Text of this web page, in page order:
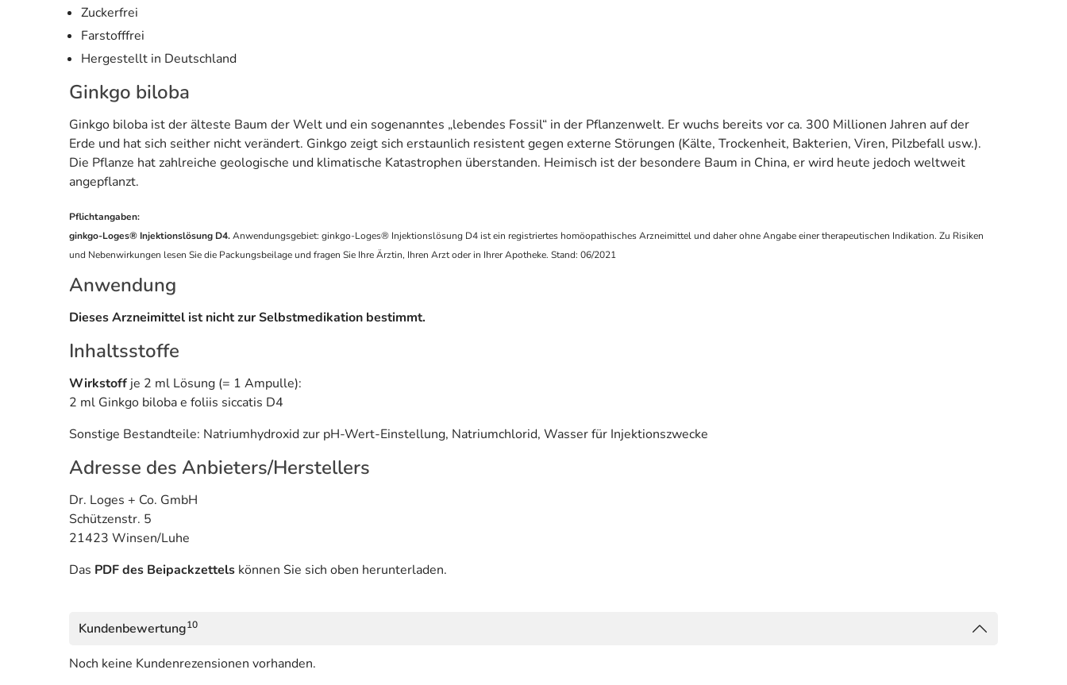
Zuckerfrei
Farstofffrei
Hergestellt in Deutschland
Ginkgo biloba
Ginkgo biloba ist der älteste Baum der Welt und ein sogenanntes „lebendes Fossil“ in der Pflanzenwelt. Er wuchs bereits vor ca. 300 Millionen Jahren auf der
Erde und hat sich seither nicht verändert. Ginkgo zeigt sich erstaunlich resistent gegen externe Störungen (Kälte, Trockenheit, Bakterien, Viren, Pilzbefall usw.).
Die Pflanze hat zahlreiche geologische und klimatische Katastrophen überstanden. Heimisch ist der besondere Baum in China, er wird heute jedoch weltweit
angepflanzt.
Pflichtangaben:
ginkgo-Loges® Injektionslösung D4.Anwendungsgebiet: ginkgo-Loges® Injektionslösung D4 ist ein registriertes homöopathisches Arzneimittel und daher ohne Angabe einer therapeutischen Indikation. Zu Risiken
und Nebenwirkungen lesen Sie die Packungsbeilage und fragen Sie Ihre Ärztin, Ihren Arzt oder in Ihrer Apotheke. Stand: 06/2021
Anwendung
Dieses Arzneimittel ist nicht zur Selbstmedikation bestimmt.
Inhaltsstoffe
Wirkstoff je 2 ml Lösung (= 1 Ampulle):
2 ml Ginkgo biloba e foliis siccatis D4
Sonstige Bestandteile: Natriumhydroxid zur pH-Wert-Einstellung, Natriumchlorid, Wasser für Injektionszwecke
Adresse des Anbieters/Herstellers
Dr. Loges + Co. GmbH
Schützenstr. 5
21423 Winsen/Luhe
Das PDF des Beipackzettels können Sie sich oben herunterladen.
Kundenbewertung10
Noch keine Kundenrezensionen vorhanden.